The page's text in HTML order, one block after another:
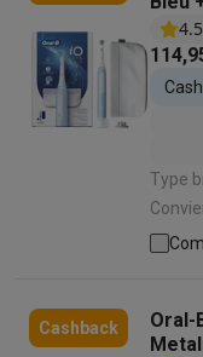
4.5
Type
Convient
brossage: 3 | Types de
Cashback
Oral-